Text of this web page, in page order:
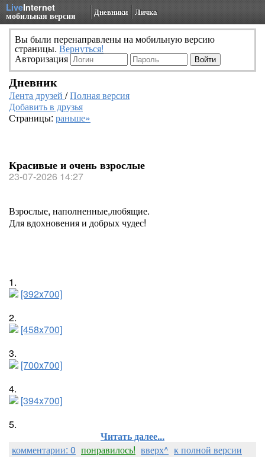
LiveInternet
мобильная версия Дневники Личка
Вы были перенаправлены на мобильную версию
страницы. Вернуться!
Авторизация
Дневник
Лента друзей /Полная версия
Добавить в друзья
Страницы: раньше»
Красивые и очень взрослые
23-07-2026 14:27
Взрослые, наполненные,любящие.
Для вдохновения и добрых чудес!
1.
[392x700]
2.
[458x700]
3.
[700x700]
4.
[394x700]
5.
Читать далее...
комментарии: 0 понравилось! вверх^ к полной версии